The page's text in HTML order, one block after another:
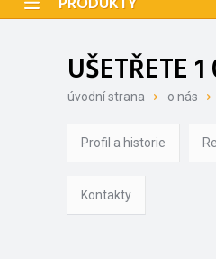
UŠETŘETE
úvodní strana o nás
Profil a historie
Kontakty